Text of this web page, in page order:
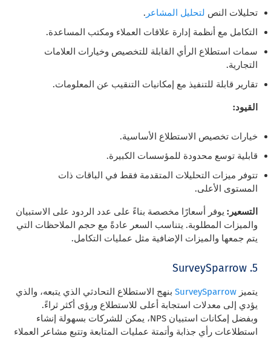
تحليلات النص لتحليل المشاعر .
التكامل مع أنظمة إدارة علاقات العملاء ومكتب المساعدة.
سمات استطلاع الرأي القابلة للتخصيص وخيارات العلامات
التجارية.
تقارير قابلة للتنفيذ مع إمكانيات التنقيب عن المعلومات.
القيود:
خيارات تخصيص الاستطلاع الأساسية.
قابلية توسع محدودة للمؤسسات الكبيرة.
تتوفر ميزات التحليلات المتقدمة فقط في الباقات ذات
المستوى الأعلى.
التسعير: يوفر أسعارًا مخصصة بناءً على عدد الردود على الاستبيان
والميزات المطلوبة. يتناسب السعر عادةً مع حجم الملاحظات التي
يتم جمعها والميزات الإضافية مثل عمليات التكامل.
5. SurveySparrow
يتميزSurveySparrow بنهج الاستطلاع التحادثي الذي يتبعه، والذي
يؤدي إلى معدلات استجابة أعلى للاستطلاع ورؤى أكثر ثراءً.
وبفضل إمكانات استبيان NPS، يمكن للشركات بسهولة إنشاء
استطلاعات رأي جذابة وأتمتة عمليات المتابعة وتتبع مشاعر العملاء